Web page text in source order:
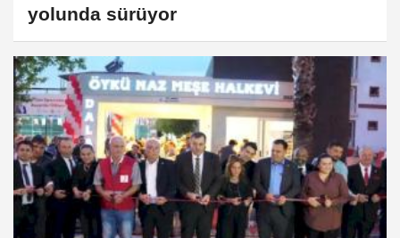
yolunda sürüyor